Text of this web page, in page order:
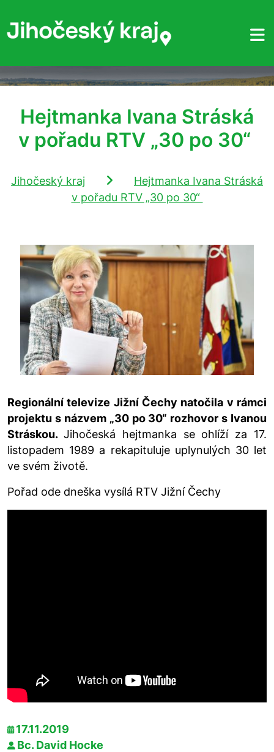
Hejtmanka Ivana Stráská
v pořadu RTV „30 po 30“
Jihočeský kraj
Hejtmanka Ivana Stráská
v pořadu RTV „30 po 30“
Regionální televize Jižní Čechy natočila v rámci
projektu s názvem „30 po 30“ rozhovor s Ivanou
Stráskou. Jihočeská hejtmanka se ohlíží za 17.
listopadem 1989 a rekapituluje uplynulých 30 let
ve svém životě.
Pořad ode dneška vysílá RTV Jižní Čechy
17.11.2019
Bc. David Hocke